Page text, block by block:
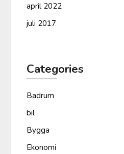
april 2022
juli 2017
Categories
Badrum
bil
Bygga
Ekonomi